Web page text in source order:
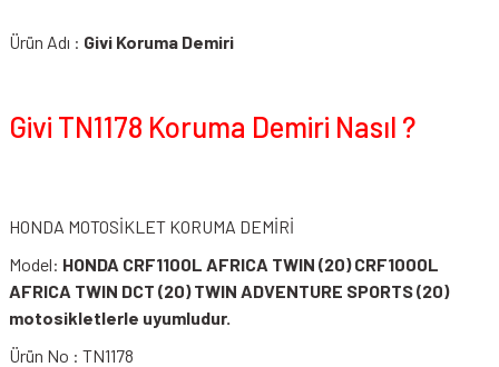
Ürün Adı : Givi Koruma Demiri
Givi TN1178 Koruma Demiri Nasıl ?
HONDA MOTOSİKLET KORUMA DEMİRİ
Model: HONDA CRF1100L AFRICA TWIN (20) CRF1000L
AFRICA TWIN DCT (20) TWIN ADVENTURE SPORTS (20)
motosikletlerle uyumludur.
Ürün No : TN1178